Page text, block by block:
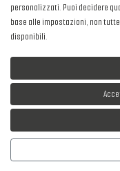
2016-2026 © AIPFM -
personalizzati. Puoi decidere
base alle impostazioni, non
disponibili.